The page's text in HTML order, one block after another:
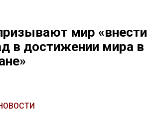
мир «внести
в достижении мира в